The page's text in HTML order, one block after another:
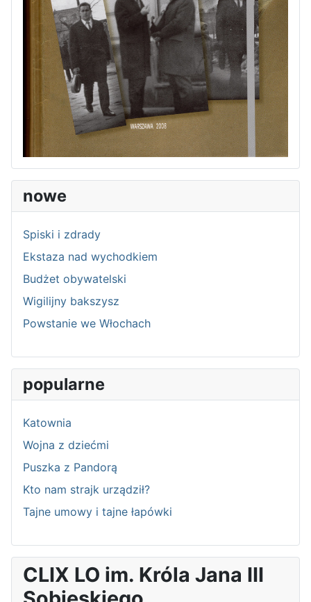
nowe
Spiski i zdrady
Ekstaza nad wychodkiem
Budżet obywatelski
Wigilijny bakszysz
Powstanie we Włochach
popularne
Katownia
Wojna z dziećmi
Puszka z Pandorą
Kto nam strajk urządził?
Tajne umowy i tajne łapówki
CLIX LO im. Króla Jana III